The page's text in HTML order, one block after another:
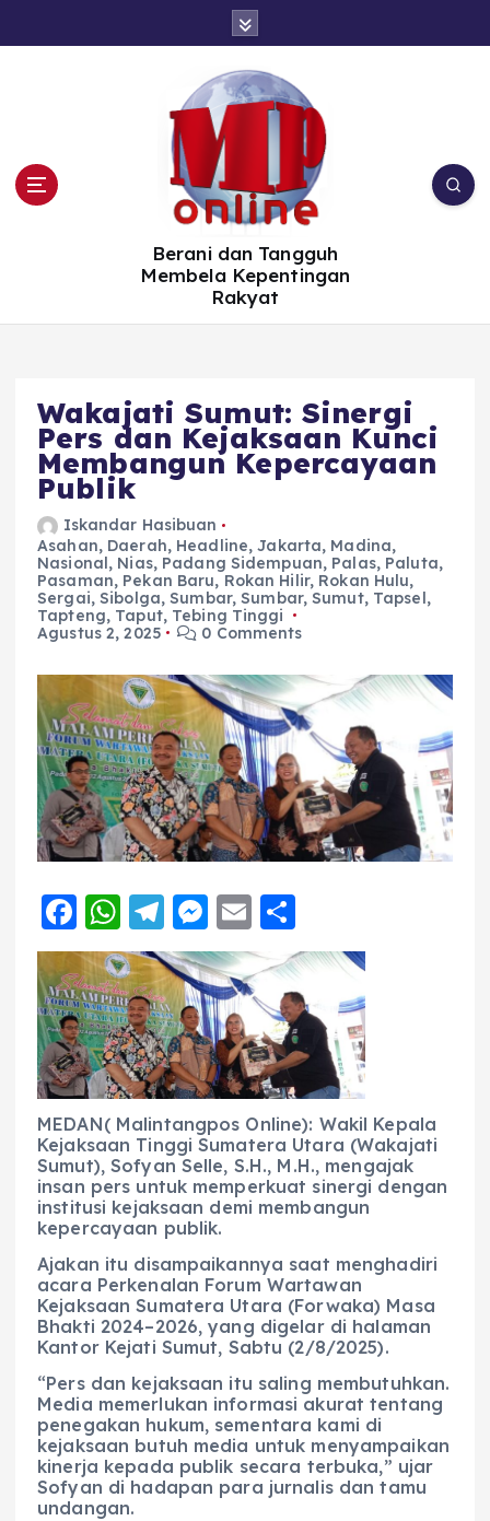
Berani dan Tangguh
Membela Kepentingan
Rakyat
Wakajati Sumut: Sinergi
Pers dan Kejaksaan Kunci
Membangun Kepercayaan
Publik
Iskandar Hasibuan
Asahan, Daerah, Headline,Jakarta, Madina,
Nasional, Nias, Padang Sidempuan, Palas, Paluta,
Pasaman, Pekan Baru, Rokan Hilir, Rokan Hulu,
Sergai,Sibolga,Sumbar,Sumbar,Sumut, Tapsel,
Tapteng, Taput, Tebing Tinggi
Agustus 2, 2025
0 Comments
F
a
c
e
b
o
o
k
W
h
a
ts
A
p
p
T
el
e
g
r
a
m
M
e
ss
e
n
g
er
E
m
ai
l
h
a
re
MEDAN( Malintangpos Online): Wakil Kepala
Kejaksaan Tinggi Sumatera Utara (Wakajati
Sumut), Sofyan Selle, S.H., M.H., mengajak
insan pers untuk memperkuat sinergi dengan
institusi kejaksaan demi membangun
kepercayaan publik.
Ajakan itu disampaikannya saat menghadiri
acara Perkenalan Forum Wartawan
Kejaksaan Sumatera Utara (Forwaka) Masa
Bhakti 2024–2026, yang digelar di halaman
Kantor Kejati Sumut, Sabtu (2/8/2025).
“Pers dan kejaksaan itu saling membutuhkan.
Media memerlukan informasi akurat tentang
penegakan hukum, sementara kami di
kejaksaan butuh media untuk menyampaikan
kinerja kepada publik secara terbuka,” ujar
Sofyan di hadapan para jurnalis dan tamu
undangan.